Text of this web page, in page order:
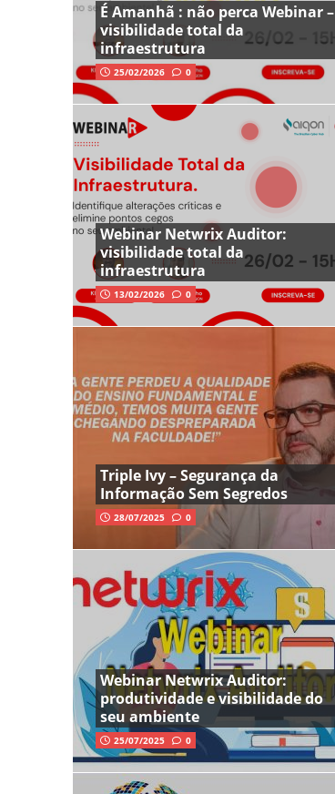
É Amanhã : não perca Webinar –
visibilidade total da
infraestrutura
25/02/2026 0
Webinar Netwrix Auditor:
visibilidade total da
infraestrutura
13/02/2026 0
Triple Ivy – Segurança da
Informação Sem Segredos
28/07/2025 0
Webinar Netwrix Auditor:
produtividade e visibilidade do
seu ambiente
25/07/2025 0